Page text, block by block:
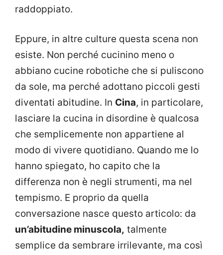
raddoppiato.
Eppure, in altre culture questa scena non
esiste. Non perché cucinino meno o
abbiano cucine robotiche che si puliscono
da sole, ma perché adottano piccoli gesti
diventati abitudine. In Cina, in particolare,
lasciare la cucina in disordine è qualcosa
che semplicemente non appartiene al
modo di vivere quotidiano. Quando me lo
hanno spiegato, ho capito che la
differenza non è negli strumenti, ma nel
tempismo. E proprio da quella
conversazione nasce questo articolo: da
un’abitudine minuscola, talmente
semplice da sembrare irrilevante, ma così